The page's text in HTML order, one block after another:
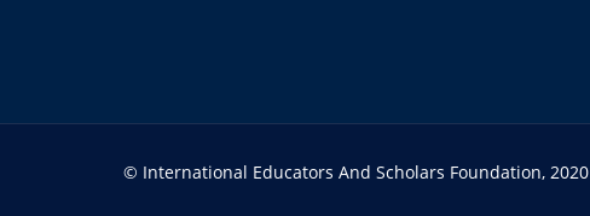
© International Educators And Scholars Foundation, 2020